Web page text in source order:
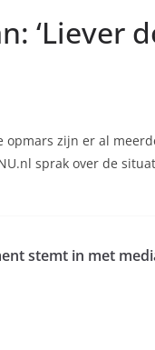
‘Liever
zijn er al
sprak over de
stemt in met